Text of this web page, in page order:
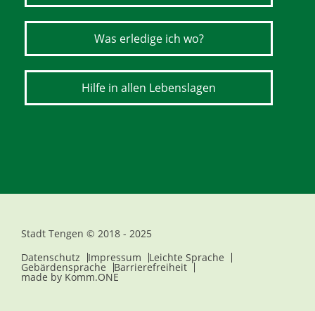
Was erledige ich wo?
Hilfe in allen Lebenslagen
Stadt Tengen © 2018 - 2025
Datenschutz
Impressum Leichte Sprache
Gebärdensprache Barrierefreiheit
made by Komm.ONE